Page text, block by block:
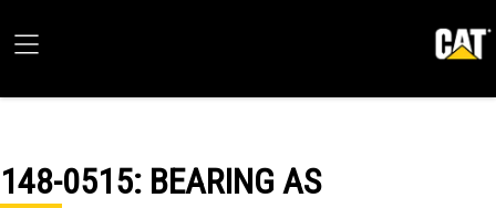
148-0515: BEARING AS